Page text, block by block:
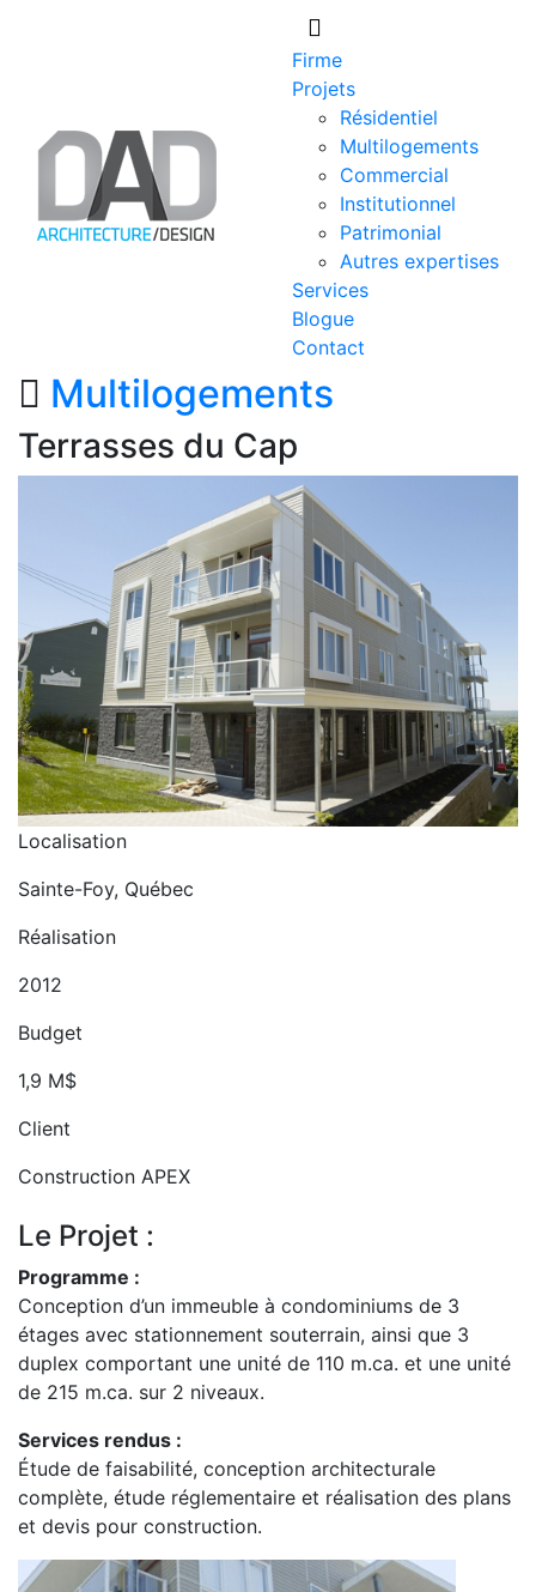
Firme
Projets
Résidentiel
Multilogements
Commercial
Institutionnel
Patrimonial
Autres expertises
Services
Blogue
Contact
Multilogements
Terrasses du Cap
Localisation
Sainte-Foy, Québec
Réalisation
2012
Budget
1,9 M$
Client
Construction APEX
Le Projet :
Programme :
Conception d’un immeuble à condominiums de 3
étages avec stationnement souterrain, ainsi que 3
duplex comportant une unité de 110 m.ca. et une unité
de 215 m.ca. sur 2 niveaux.
Services rendus :
Étude de faisabilité, conception architecturale
complète, étude réglementaire et réalisation des plans
et devis pour construction.